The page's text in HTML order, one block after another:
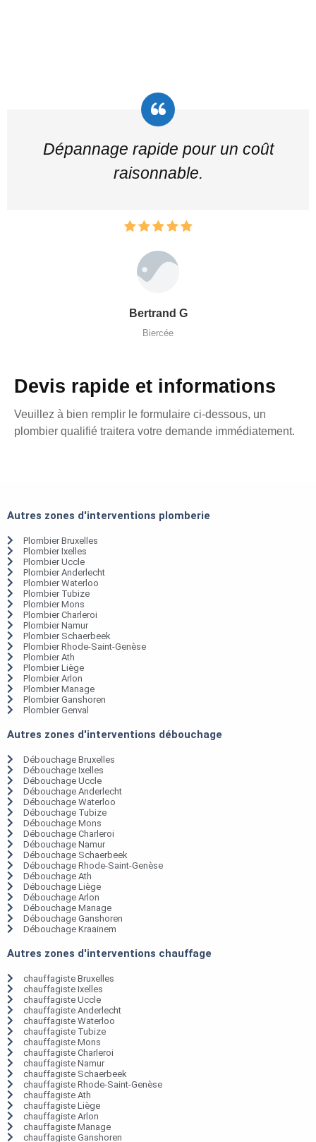
Dépannage rapide pour un coût
raisonnable.
Bertrand G
Biercée
Devis rapide et informations
Veuillez à bien remplir le formulaire ci-dessous, un
plombier qualifié traitera votre demande immédiatement.
Autres zones d'interventions plomberie
Plombier Bruxelles
Plombier Ixelles
Plombier Uccle
Plombier Anderlecht
Plombier Waterloo
Plombier Tubize
Plombier Mons
Plombier Charleroi
Plombier Namur
Plombier Schaerbeek
Plombier Rhode-Saint-Genèse
Plombier Ath
Plombier Liège
Plombier Arlon
Plombier Manage
Plombier Ganshoren
Plombier Genval
Autres zones d'interventions débouchage
Débouchage Bruxelles
Débouchage Ixelles
Débouchage Uccle
Débouchage Anderlecht
Débouchage Waterloo
Débouchage Tubize
Débouchage Mons
Débouchage Charleroi
Débouchage Namur
Débouchage Schaerbeek
Débouchage Rhode-Saint-Genèse
Débouchage Ath
Débouchage Liège
Débouchage Arlon
Débouchage Manage
Débouchage Ganshoren
Débouchage Kraainem
Autres zones d'interventions chauffage
chauffagiste Bruxelles
chauffagiste Ixelles
chauffagiste Uccle
chauffagiste Anderlecht
chauffagiste Waterloo
chauffagiste Tubize
chauffagiste Mons
chauffagiste Charleroi
chauffagiste Namur
chauffagiste Schaerbeek
chauffagiste Rhode-Saint-Genèse
chauffagiste Ath
chauffagiste Liège
chauffagiste Arlon
chauffagiste Manage
chauffagiste Ganshoren